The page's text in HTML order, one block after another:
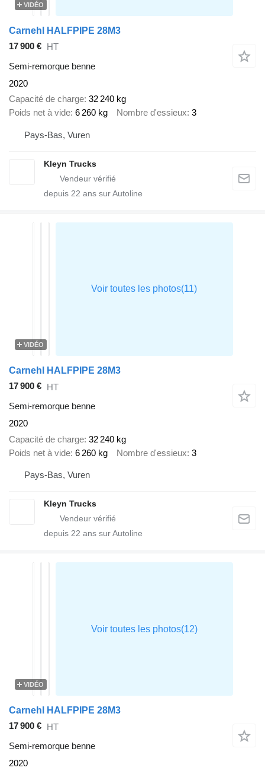
VIDÉO
Carnehl HALFPIPE 28M3
17 900 € HT
Semi-remorque benne
2020
Capacité de charge 32 240 kg
Poids net à vide 6 260 kg Nombre d'essieux 3
Pays-Bas, Vuren
Kleyn Trucks
depuis 22 ans sur Autoline
VIDÉO
Carnehl HALFPIPE 28M3
17 900 € HT
Semi-remorque benne
2020
Capacité de charge 32 240 kg
Poids net à vide 6 260 kg Nombre d'essieux 3
Pays-Bas, Vuren
Kleyn Trucks
depuis 22 ans sur Autoline
VIDÉO
Carnehl HALFPIPE 28M3
17 900 € HT
Semi-remorque benne
2020